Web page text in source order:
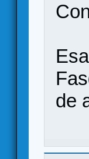
de